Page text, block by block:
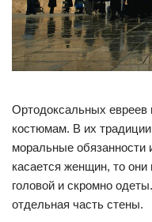
Ортодоксальных
костюмам. В их
моральные обязанности
касается женщин, то
головой и скромно
отдельная часть стены.